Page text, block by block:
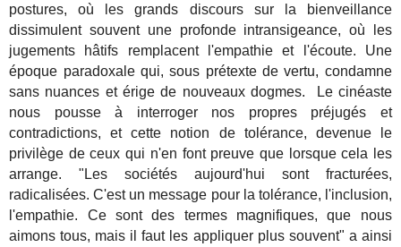
postures, où les grands discours sur la bienveillance
dissimulent souvent une profonde intransigeance, où les
jugements hâtifs remplacent l'empathie et l'écoute. Une
époque paradoxale qui, sous prétexte de vertu, condamne
sans nuances et érige de nouveaux dogmes. Le cinéaste
nous pousse à interroger nos propres préjugés et
contradictions, et cette notion de tolérance, devenue le
privilège de ceux qui n'en font preuve que lorsque cela les
arrange. "Les sociétés aujourd'hui sont fracturées,
radicalisées. C'est un message pour la tolérance, l'inclusion,
l'empathie. Ce sont des termes magnifiques, que nous
aimons tous, mais il faut les appliquer plus souvent" a ainsi